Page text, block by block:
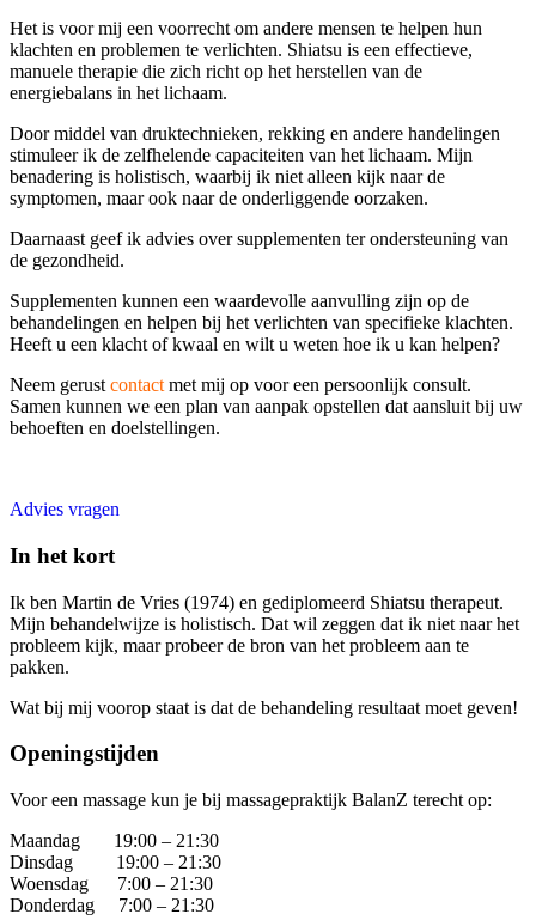
Het is voor mij een voorrecht om andere mensen te helpen hun
klachten en problemen te verlichten. Shiatsu is een effectieve,
manuele therapie die zich richt op het herstellen van de
energiebalans in het lichaam.
Door middel van druktechnieken, rekking en andere handelingen
stimuleer ik de zelfhelende capaciteiten van het lichaam. Mijn
benadering is holistisch, waarbij ik niet alleen kijk naar de
symptomen, maar ook naar de onderliggende oorzaken.
Daarnaast geef ik advies over supplementen ter ondersteuning van
de gezondheid.
Supplementen kunnen een waardevolle aanvulling zijn op de
behandelingen en helpen bij het verlichten van specifieke klachten.
Heeft u een klacht of kwaal en wilt u weten hoe ik u kan helpen?
Neem gerust contact met mij op voor een persoonlijk consult.
Samen kunnen we een plan van aanpak opstellen dat aansluit bij uw
behoeften en doelstellingen.
Advies vragen
In het kort
Ik ben Martin de Vries (1974) en gediplomeerd Shiatsu therapeut.
Mijn behandelwijze is holistisch. Dat wil zeggen dat ik niet naar het
probleem kijk, maar probeer de bron van het probleem aan te
pakken.
Wat bij mij voorop staat is dat de behandeling resultaat moet geven!
Openingstijden
Voor een massage kun je bij massagepraktijk BalanZ terecht op:
Maandag 19:00 – 21:30
Dinsdag 19:00 – 21:30
Woensdag 7:00 – 21:30
Donderdag 7:00 – 21:30